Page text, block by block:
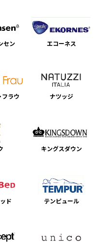
セン エコーネス
フラウ ナツッジ
キングスダウン
ド テンピュール